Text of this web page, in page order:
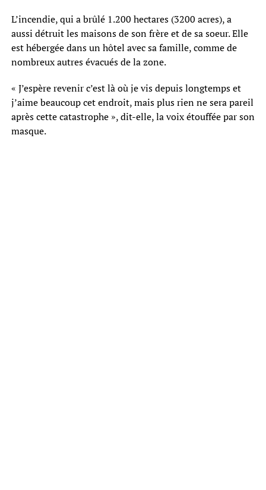
L’incendie, qui a brûlé 1.200 hectares (3200 acres), a
aussi détruit les maisons de son frère et de sa soeur. Elle
est hébergée dans un hôtel avec sa famille, comme de
nombreux autres évacués de la zone.
« J’espère revenir c’est là où je vis depuis longtemps et
j’aime beaucoup cet endroit, mais plus rien ne sera pareil
après cette catastrophe », dit-elle, la voix étouffée par son
masque.